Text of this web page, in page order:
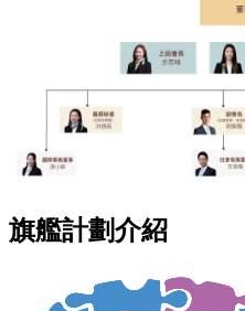
旗艦計劃介紹